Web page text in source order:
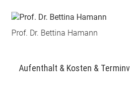
Prof. Dr. Bettina Hamann
Aufenthalt & Kosten &